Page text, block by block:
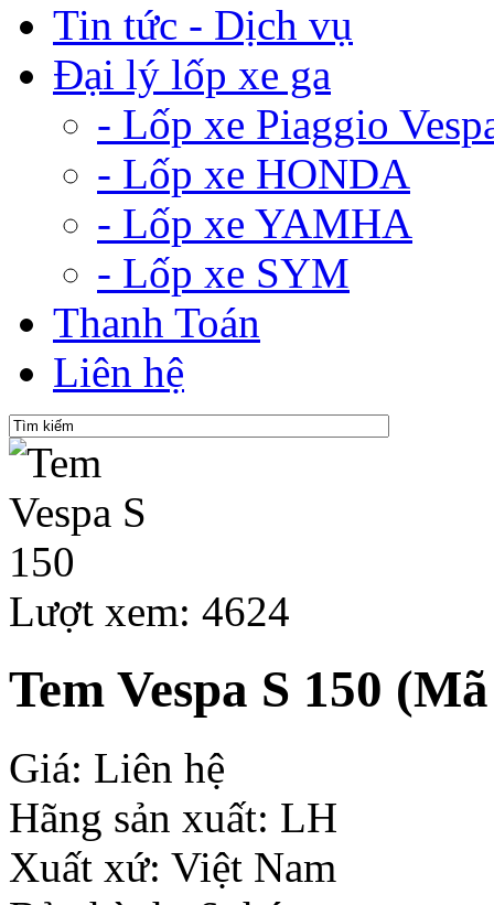
Tin tức - Dịch vụ
Đại lý lốp xe ga
- Lốp xe Piaggio
- Lốp xe HONDA
- Lốp xe YAMHA
- Lốp xe SYM
Thanh Toán
Liên hệ
Lượt xem: 4624
Tem Vespa S 150
Giá: Liên hệ
Hãng sản xuất: LH
Xuất xứ: Việt Nam